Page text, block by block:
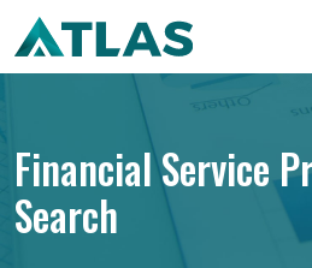
Financial Service
Search